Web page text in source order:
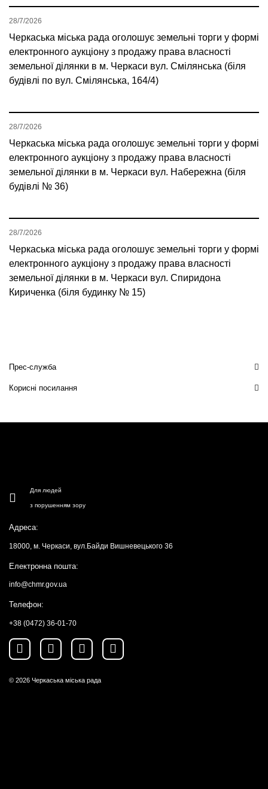
Черкаська міська рада оголошує земельні торги у формі
електронного аукціону з продажу права власності
земельної ділянки в м. Черкаси вул. Смілянська (біля
будівлі по вул. Смілянська, 164/4)
28/7/2026
Черкаська міська рада оголошує земельні торги у формі
електронного аукціону з продажу права власності
земельної ділянки в м. Черкаси вул. Набережна (біля
будівлі № 36)
28/7/2026
Черкаська міська рада оголошує земельні торги у формі
електронного аукціону з продажу права власності
земельної ділянки в м. Черкаси вул. Спиридона
Кириченка (біля будинку № 15)
28/7/2026
Прес-служба
Корисні посилання
Для людей
з порушенням зору
Адреса:
18000, м. Черкаси, вул.Байди Вишневецького 36
Електронна пошта:
info@chmr.gov.ua
Телефон:
+38 (0472) 36-01-70
© 2026 Черкаська міська рада